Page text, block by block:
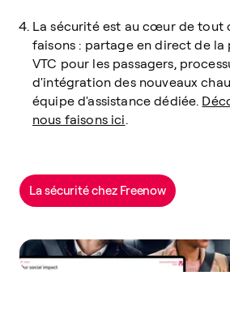
La sécurité est au cœur de tout
faisons : partage en direct de
VTC pour les passagers,
d'intégration des nouveaux
équipe d'assistance dédiée.
nous faisons ici.
La sécurité chez Freenow